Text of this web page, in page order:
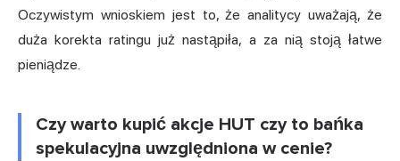
Oczywistym wnioskiem jest to, że analitycy uważają, że
duża korekta ratingu już nastąpiła, a za nią stoją łatwe
pieniądze.
Czy warto kupić akcje HUT czy to bańka
spekulacyjna uwzględniona w cenie?